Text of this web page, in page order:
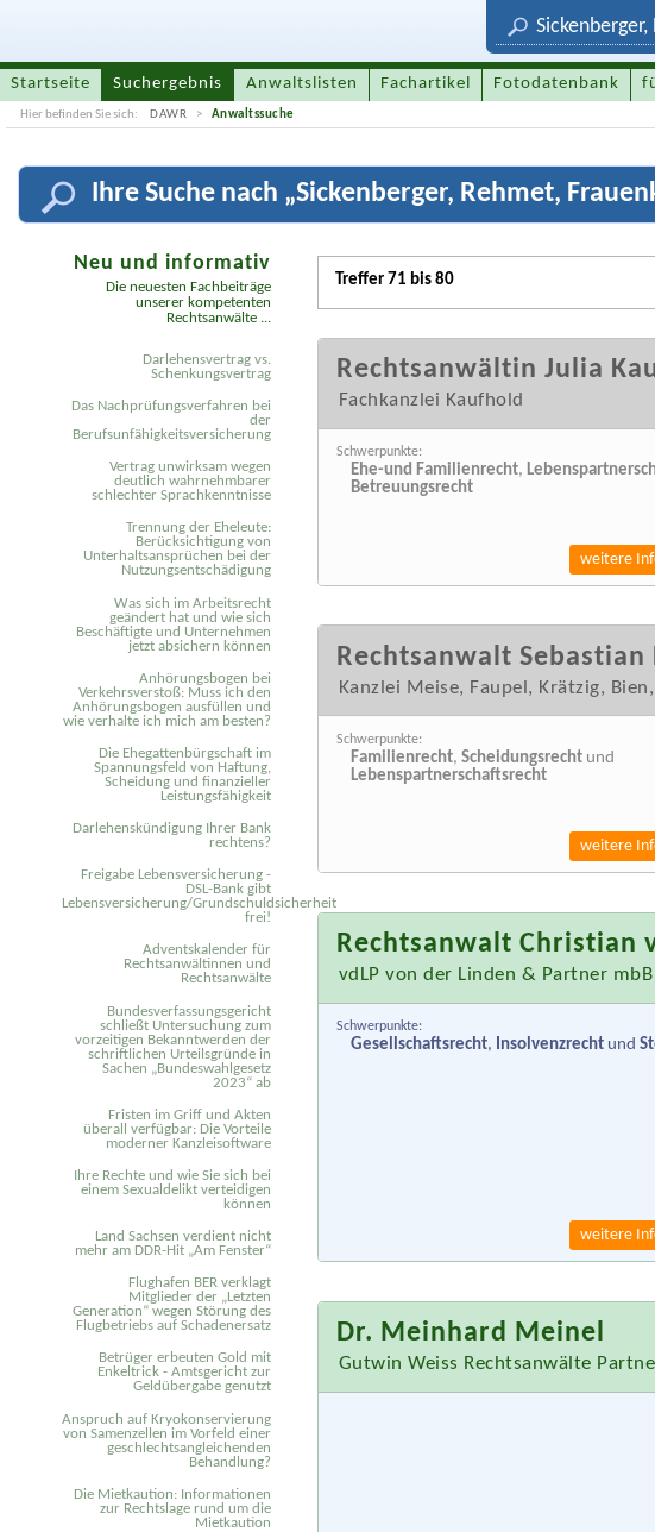
Startseite Suchergebnis Anwaltslisten Fachartikel Fotodatenbank
Hier befinden Sie sich: DAWR Anwaltssuche
Ihre Suche nach „Sickenberger, Rehmet,
Treffer 71 bis 80
Rechtsanwältin Julia
Fachkanzlei Kaufhold
Schwerpunkte:
Ehe-und Familienrecht,
Betreuungsrecht
weitere
Rechtsanwalt
Kanzlei Meise, Faupel, Krätzig,
Schwerpunkte:
Familienrecht,Scheidungsrecht und
Lebenspartnerschaftsrecht
weitere
Rechtsanwalt Christian
vdLP von der Linden & Partner
Schwerpunkte:
Gesellschaftsrecht, Insolvenzrecht und
weitere
Dr. Meinhard Meinel
Gutwin Weiss Rechtsanwälte
Neu und informativ
Die neuesten Fachbeiträge
unserer kompetenten
Rechtsanwälte ...
Darlehensvertrag vs.
Schenkungsvertrag
Das Nachprüfungsverfahren bei
der
Berufsunfähigkeitsversicherung
Vertrag unwirksam wegen
deutlich wahrnehmbarer
schlechter Sprachkenntnisse
Trennung der Eheleute:
Berücksichtigung von
Unterhaltsansprüchen bei der
Nutzungsentschädigung
Was sich im Arbeitsrecht
geändert hat und wie sich
Beschäftigte und Unternehmen
jetzt absichern können
Anhörungsbogen bei
Verkehrsverstoß: Muss ich den
Anhörungsbogen ausfüllen und
wie verhalte ich mich am besten?
Die Ehegattenbürgschaft im
Spannungsfeld von Haftung,
Scheidung und finanzieller
Leistungsfähigkeit
Darlehenskündigung Ihrer Bank
rechtens?
Freigabe Lebensversicherung -
DSL-Bank gibt
Lebensversicherung/Grundschuldsicherheit
frei!
Adventskalender für
Rechtsanwältinnen und
Rechtsanwälte
Bundesverfassungsgericht
schließt Untersuchung zum
vorzeitigen Bekanntwerden der
schriftlichen Urteilsgründe in
Sachen „Bundeswahlgesetz
2023“ ab
Fristen im Griff und Akten
überall verfügbar: Die Vorteile
moderner Kanzleisoftware
Ihre Rechte und wie Sie sich bei
einem Sexual­delikt verteidigen
können
Land Sachsen verdient nicht
mehr am DDR-Hit „Am Fenster“
Flughafen BER verklagt
Mitglieder der „Letzten
Generation“ wegen Störung des
Flugbetriebs auf Schadenersatz
Betrüger erbeuten Gold mit
Enkeltrick - Amtsgericht zur
Geldübergabe genutzt
Anspruch auf Kryokonservierung
von Samenzellen im Vorfeld einer
geschlechtsangleichenden
Behandlung?
Die Mietkaution: Informationen
zur Rechtslage rund um die
Mietkaution